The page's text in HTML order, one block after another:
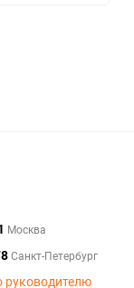
Москва
Санкт-Петербург
руководителю